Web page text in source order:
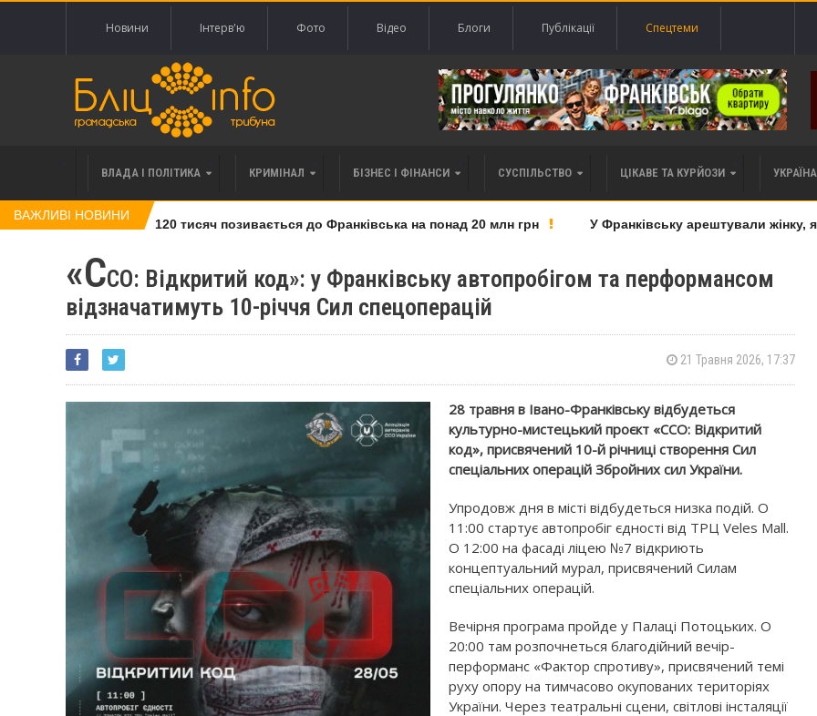
Новини Інтерв'ю Фото Відео Блоги Публікації Спецтеми
ВЛАДА І ПОЛІТИКА КРИМІНАЛ БІЗНЕС І ФІНАНСИ СУСПІЛЬСТВО ЦІКАВЕ ТА КУРЙОЗИ
ВАЖЛИВІ НОВИНИ
права вимоги за 120 тисяч позивається до Франківська на понад 20 млн грн У Франківську арештували жінку,
«ССО: Відкритий код»: у Франківську автопробігом та перформансом
відзначатимуть 10-річчя Сил спецоперацій
21 Травня 2026, 17:37
28 травня в Івано-Франківську відбудеться
культурно-мистецький проєкт «ССО: Відкритий
код», присвячений 10-й річниці створення Сил
спеціальних операцій Збройних сил України.
Упродовж дня в місті відбудеться низка подій. О
11:00 стартує автопробіг єдності від ТРЦ Veles Mall.
О 12:00 на фасаді ліцею №7 відкриють
концептуальний мурал, присвячений Силам
спеціальних операцій.
Вечірня програма пройде у Палаці Потоцьких. О
20:00 там розпочнеться благодійний вечір-
перформанс «Фактор спротиву», присвячений темі
руху опору на тимчасово окупованих територіях
України. Через театральні сцени, світлові інсталяції